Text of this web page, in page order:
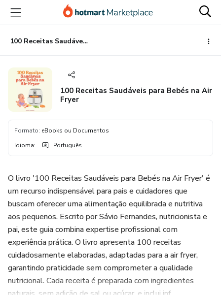
para
conteúdo
principal
para
pagamento
para
rodapé
100 Receitas Saudáveis para Bebés na Air Fryer
100 Receitas Saudáveis para Bebés na Air
Fryer
Formato: eBooks ou Documentos
Idioma: Português
O livro '100 Receitas Saudáveis para Bebés na Air Fryer' é
um recurso indispensável para pais e cuidadores que
buscam oferecer uma alimentação equilibrada e nutritiva
aos pequenos. Escrito por Sávio Fernandes, nutricionista e
pai, este guia combina expertise profissional com
experiência prática. O livro apresenta 100 receitas
cuidadosamente elaboradas, adaptadas para a air fryer,
garantindo praticidade sem comprometer a qualidade
nutricional. Cada receita é preparada com ingredientes